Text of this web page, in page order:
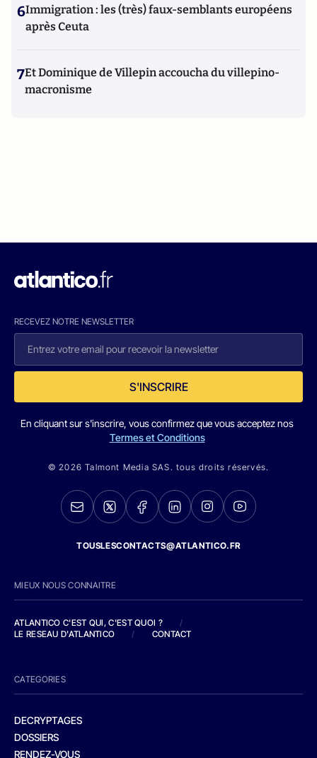
6Immigration : les (très) faux-semblants européens
après Ceuta
7Et Dominique de Villepin accoucha du villepino-
macronisme
RECEVEZ NOTRE NEWSLETTER
S'INSCRIRE
En cliquant sur s'inscrire, vous confirmez que vous acceptez nos
Termes et Conditions
© 2026 Talmont Media SAS. tous droits réservés.
TOUSLESCONTACTS@ATLANTICO.FR
MIEUX NOUS CONNAITRE
ATLANTICO C'EST QUI, C'EST QUOI ?
/
LE RESEAU D'ATLANTICO
/ CONTACT
CATEGORIES
DECRYPTAGES
DOSSIERS
RENDEZ-VOUS